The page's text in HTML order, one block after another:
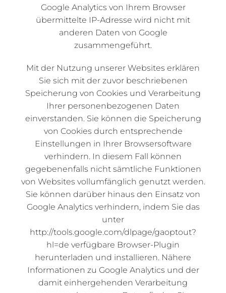
Google Analytics von Ihrem Browser
übermittelte IP-Adresse wird nicht mit
anderen Daten von Google
zusammengeführt.
Mit der Nutzung unserer Websites erklären
Sie sich mit der zuvor beschriebenen
Speicherung von Cookies und Verarbeitung
Ihrer personenbezogenen Daten
einverstanden. Sie können die Speicherung
von Cookies durch entsprechende
Einstellungen in Ihrer Browsersoftware
verhindern. In diesem Fall können
gegebenenfalls nicht sämtliche Funktionen
von Websites vollumfänglich genutzt werden.
Sie können darüber hinaus den Einsatz von
Google Analytics verhindern, indem Sie das
unter
http://tools.google.com/dlpage/gaoptout?
hl=de verfügbare Browser-Plugin
herunterladen und installieren. Nähere
Informationen zu Google Analytics und der
damit einhergehenden Verarbeitung